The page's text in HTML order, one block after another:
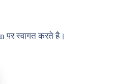
पर स्वागत करते है।